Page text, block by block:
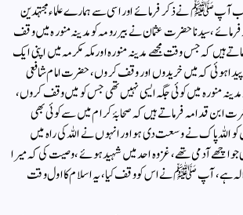
ﷺ نے ذکر فرمائے اور اسی سے ہمارے علماء مجتہدین
سید نا حضرت عثمان نے بیر رومہ کو مدینہ منورہ میں وقف
ہیں کہ جس وقت مجھے مدینہ منورہ اور مکہ مکرمہ میں اپنی ایک
ہوئی کہ میں خریدوں اور وقف کروں، حضرت امام شافعی
مدینہ منورہ میں کوئی جگہ ایسی نہیں تھی جس کو میں وقف کروں،
ابن قدامہ فر ماتے ہیں کہ صحابۂ کرام میں سے کوئی بھی
اللہ پاک نے وسعت دی ہو اور انہوں نے اللہ کی راہ میں
جو اچھے آدمی تھے، غزوہ احد میں شہید ہوئے، وصیت کی کہ میرا
ہے، آپ ﷺنے اس کو وقف کیا، یہ اسلام کا اول وقت